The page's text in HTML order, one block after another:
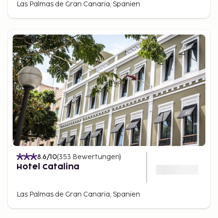
hin zu gemütlichen Apartments. Wenn Sie in
Strandnähe wohnen möchten, gibt es mehrere
Hotels am Las Canteras Strand, die eine
hervorragende Aussicht und Annehmlichkeiten
bieten. Für ein authentischeres Erlebnis sollten Sie
eine Unterkunft in der Altstadt Vegueta in Betracht
ziehen, wo Sie den Charme der Stadt aus nächster
Nähe erleben können.
Las Palmas im Vergleich zu
anderen Städten auf Gran
Canaria
Las Palmas ist einzigartig im Vergleich zu anderen
Städten auf Gran Canaria wie Maspalomas und
Puerto Rico. Hier vereinen sich das lebhafte
Las Palmas de Gran Canaria, Spanien
8.6/10(353 Bewertungen)
Hotel Catalina
Las Palmas de Gran Canaria, Spanien